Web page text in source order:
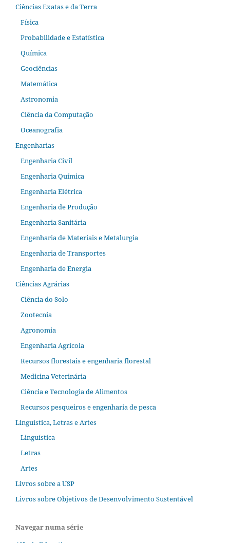
Ciências Exatas e da Terra
Física
Probabilidade e Estatística
Química
Geociências
Matemática
Astronomia
Ciência da Computação
Oceanografia
Engenharias
Engenharia Civil
Engenharia Química
Engenharia Elétrica
Engenharia de Produção
Engenharia Sanitária
Engenharia de Materiais e Metalurgia
Engenharia de Transportes
Engenharia de Energia
Ciências Agrárias
Ciência do Solo
Zootecnia
Agronomia
Engenharia Agrícola
Recursos florestais e engenharia florestal
Medicina Veterinária
Ciência e Tecnologia de Alimentos
Recursos pesqueiros e engenharia de pesca
Linguística, Letras e Artes
Linguística
Letras
Artes
Livros sobre a USP
Livros sobre Objetivos de Desenvolvimento Sustentável
Navegar numa série